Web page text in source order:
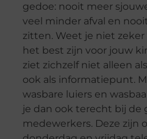
gedoe: nooit meer
veel minder afval en
zitten. Weet je niet
het best zijn voor jouw
ziet zichzelf niet alleen
ook als informatiepunt.
wasbare luiers en
je dan ook terecht bij de
medewerkers. Deze zijn